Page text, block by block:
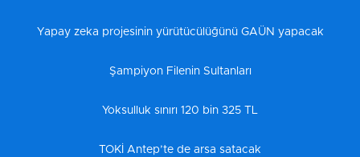
Yapay zeka projesinin yürütücülüğünü GAÜN yapacak
Şampiyon Filenin Sultanları
Yoksulluk sınırı 120 bin 325 TL
TOKİ Antep’te de arsa satacak